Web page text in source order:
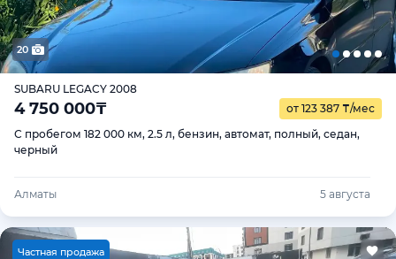
20
SUBARU LEGACY 2008
4 750 000₸ от 123 387 ₸/мес
С пробегом 182 000 км, 2.5 л, бензин, автомат, полный, седан,
черный
Алматы 5 августа
Частная продажа